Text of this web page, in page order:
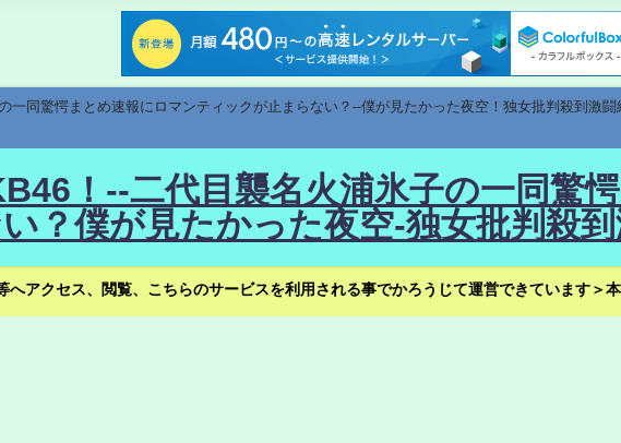
一同驚愕まとめ速報にロマンティックが止まらない？--僕が見たかった夜空！独女批判殺到激
！--二代目襲名火浦氷子の一同驚
？僕が見たかった夜空-独女批判殺
へアクセス、閲覧、こちらのサービスを利用される事でかろうじて運営できています＞